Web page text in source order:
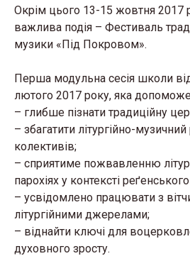
Окрім цього 13-15 жовтня 2017
важлива подія – Фестиваль
музики «Під Покровом».
Перша модульна сесія школи
лютого 2017 року, яка
– глибше пізнати традиційну
– збагатити літургійно-
колективів;
– сприятиме пожвавленню
парохіях у контексті
– усвідомлено працювати з
літургійними джерелами;
– віднайти ключі для
духовного зросту.